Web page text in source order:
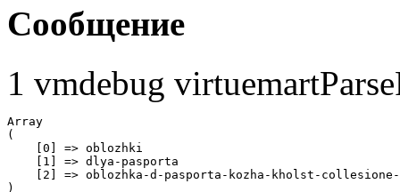
Сообщение
1 vmdebug
Array
(
    [0] => oblozhki
    [1] => dlya-pasporta
[2] => oblozhka-d-pasporta-kozha-kholst-